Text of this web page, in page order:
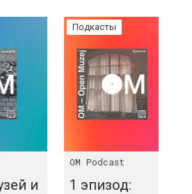
и
Подкасты
OM Podcast
1 эпизод: